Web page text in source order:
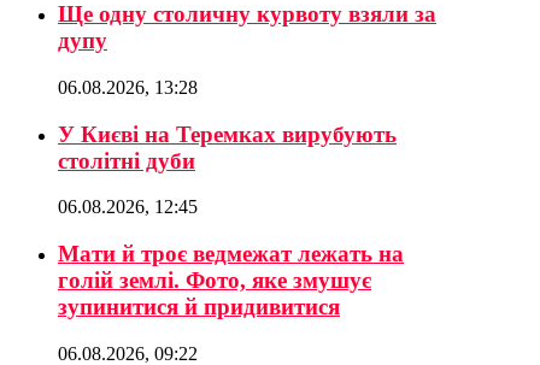
Ще одну столичну курвоту взяли за
дупу
06.08.2026, 13:28
У Києві на Теремках вирубують
столітні дуби
06.08.2026, 12:45
Мати й троє ведмежат лежать на
голій землі. Фото, яке змушує
зупинитися й придивитися
06.08.2026, 09:22